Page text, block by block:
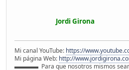
Jordi Girona
Mi canal YouTube: https://
Mi página Web: http://
▬▬▬▬ Para que nosotros mismos